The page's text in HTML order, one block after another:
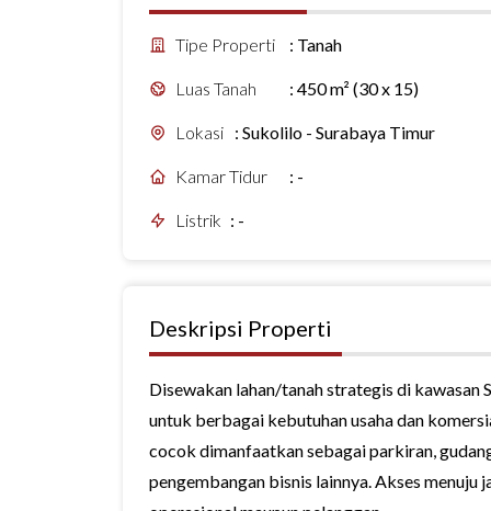
Tipe Properti : Tanah
Luas Tanah : 450 m² (30 x 15)
Lokasi : Sukolilo - Surabaya Timur
Kamar Tidur : -
Listrik : -
Deskripsi Properti
Disewakan lahan/tanah strategis di kawasan
untuk berbagai kebutuhan usaha dan
cocok dimanfaatkan sebagai parkiran,
pengembangan bisnis lainnya. Akses menuju